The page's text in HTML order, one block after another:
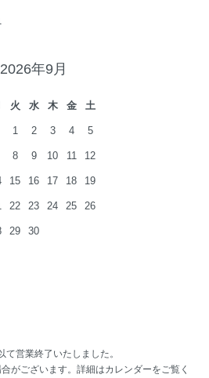
2026年9月
火 水 木 金 土
1 2 3 4 5
8 9 10 11 12
15 16 17 18 19
22 23 24 25 26
29 30
営業終了いたしました。
がございます。詳細はカレンダーをご覧く